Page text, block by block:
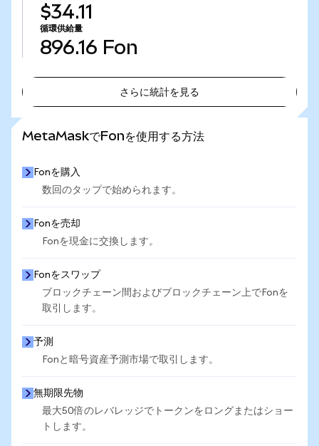
$34.11
循環供給量
896.16 Fon
さらに統計を見る
MetaMaskでFonを使用する方法
Fonを購入
数回のタップで始められます。
Fonを売却
Fonを現金に交換します。
Fonをスワップ
ブロックチェーン間およびブロックチェーン上でFonを
取引します。
予測
Fonと暗号資産予測市場で取引します。
無期限先物
最大50倍のレバレッジでトークンをロングまたはショー
トします。